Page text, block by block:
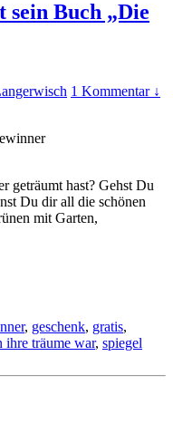
sein Buch „Die
1 Kommentar ↓
geträumt hast? Gehst Du
Du dir all die schönen
mit Garten,
, geschenk, gratis,
ihre träume war, spiegel